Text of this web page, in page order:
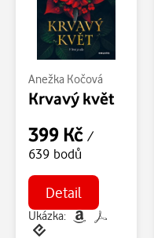
Anežka Kočová
Krvavý květ
399 Kč /
639 bodů
Detail
Ukázka: